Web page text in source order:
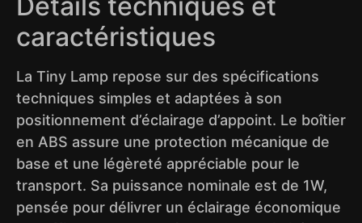
caractéristiques
La Tiny Lamp repose sur des spécifications
techniques simples et adaptées à son
positionnement d’éclairage d’appoint. Le boîtier
en ABS assure une protection mécanique de
base et une légèreté appréciable pour le
transport. Sa puissance nominale est de 1W,
pensée pour délivrer un éclairage économique